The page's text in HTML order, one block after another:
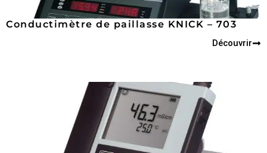
Conductimètre de paillasse KNICK – 703
Découvrir